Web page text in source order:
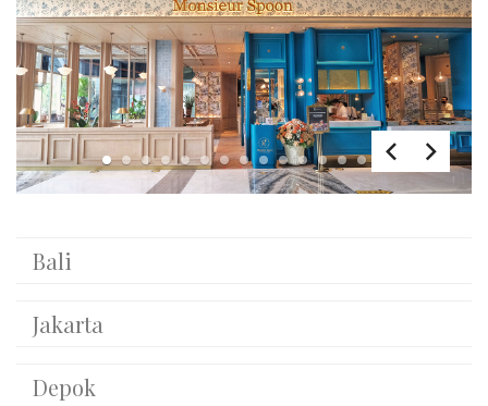
1 2 3 4 5 6 7 8 9 101112131415
Bali
Jakarta
Depok